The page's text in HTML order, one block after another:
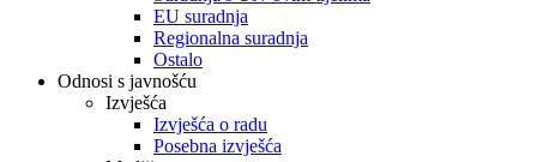
EU suradnja
Regionalna suradnja
Ostalo
Odnosi s javnošću
Izvješća
Izvješća o radu
Posebna izvješća